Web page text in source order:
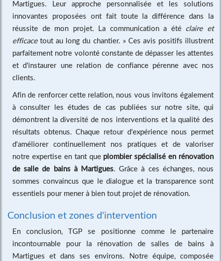
Martigues. Leur approche personnalisée et les solutions
innovantes proposées ont fait toute la différence dans la
réussite de mon projet. La communication a été claire et
efficacetout au long du chantier. » Ces avis positifs illustrent
parfaitement notre volonté constante de dépasser les attentes
et d'instaurer une relation de confiance pérenne avec nos
clients.
Afin de renforcer cette relation, nous vous invitons également
à consulter les études de cas publiées sur notre site, qui
démontrent la diversité de nos interventions et la qualité des
résultats obtenus. Chaque retour d'expérience nous permet
d'améliorer continuellement nos pratiques et de valoriser
notre expertise en tant que plombier spécialisé en rénovation
de salle de bains à Martigues. Grâce à ces échanges, nous
sommes convaincus que le dialogue et la transparence sont
essentiels pour mener à bien tout projet de rénovation.
Conclusion et zones d'intervention
En conclusion, TGP se positionne comme le partenaire
incontournable pour la rénovation de salles de bains à
Martigues et dans ses environs. Notre équipe, composée